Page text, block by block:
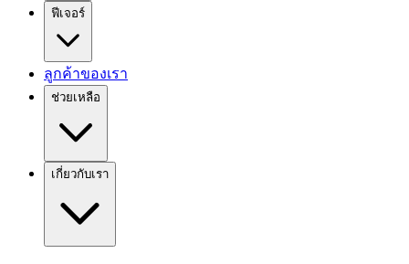
ฟีเจอร์
ลูกค้าของเรา
ช่วยเหลือ
เกี่ยวกับเรา